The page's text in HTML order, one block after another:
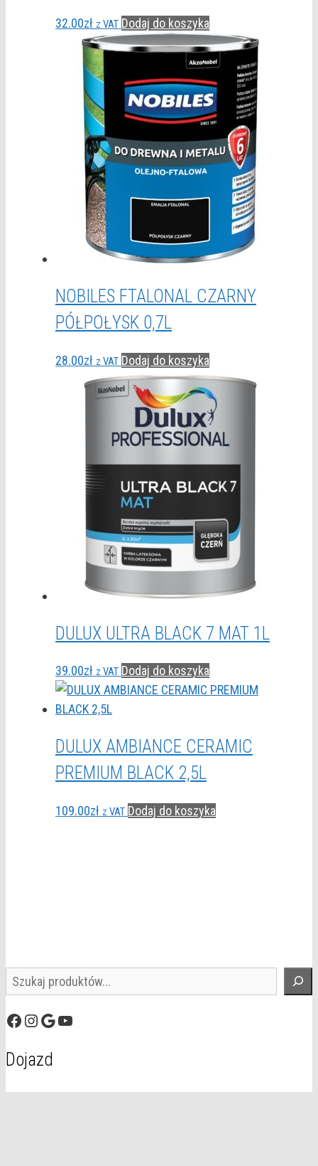
32.00zł z VAT Dodaj do koszyka
NOBILES FTALONAL CZARNY
PÓŁPOŁYSK 0,7L
28.00zł z VAT Dodaj do koszyka
DULUX ULTRA BLACK 7 MAT 1L
39.00zł z VAT Dodaj do koszyka
DULUX AMBIANCE CERAMIC
PREMIUM BLACK 2,5L
109.00zł z VAT Dodaj do koszyka
Szukaj
Facebook
Instagram
GoogleYouTube
Dojazd